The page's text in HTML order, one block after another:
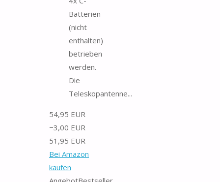
Batterien
(nicht
enthalten)
betrieben
werden.
Die
Teleskopantenne...
54,95 EUR
−3,00 EUR
51,95 EUR
Bei Amazon
kaufen